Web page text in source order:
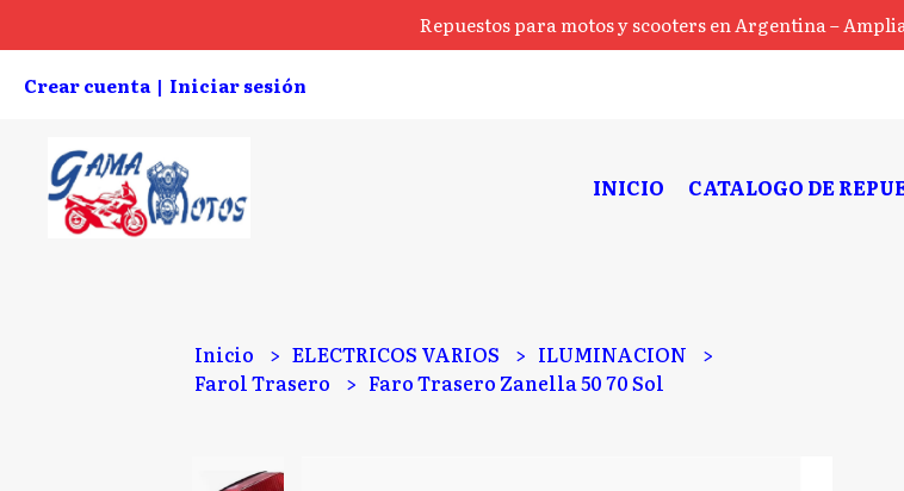
Repuestos para motos y scooters en Argentina –
Crear cuenta | Iniciar sesión
INICIO CATALOGO DE
Inicio ELECTRICOS VARIOS
ILUMINACION
Farol Trasero
Faro Trasero Zanella 50 70 Sol